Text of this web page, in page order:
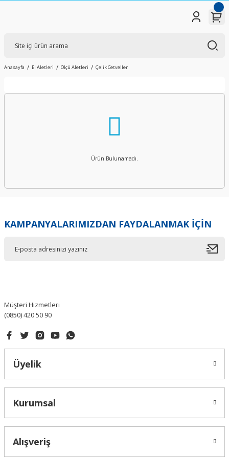
Anasayfa El Aletleri Ölçü Aletleri Çelik Cetveller
Ürün Bulunamadı.
KAMPANYALARIMIZDAN FAYDALANMAK İÇİN
Müşteri Hizmetleri
(0850) 420 50 90
Üyelik
Kurumsal
Alışveriş